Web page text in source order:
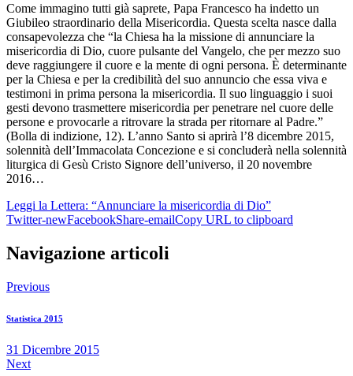
Come immagino tutti già saprete, Papa Francesco ha indetto un
Giubileo straordinario della Misericordia. Questa scelta nasce dalla
consapevolezza che “la Chiesa ha la missione di annunciare la
misericordia di Dio, cuore pulsante del Vangelo, che per mezzo suo
deve raggiungere il cuore e la mente di ogni persona. È determinante
per la Chiesa e per la credibilità del suo annuncio che essa viva e
testimoni in prima persona la misericordia. Il suo linguaggio i suoi
gesti devono trasmettere misericordia per penetrare nel cuore delle
persone e provocarle a ritrovare la strada per ritornare al Padre.”
(Bolla di indizione, 12). L’anno Santo si aprirà l’8 dicembre 2015,
solennità dell’Immacolata Concezione e si concluderà nella solennità
liturgica di Gesù Cristo Signore dell’universo, il 20 novembre
2016…
Leggi la Lettera: “Annunciare la misericordia di Dio”
Twitter-newFacebookShare-emailCopy URL to clipboard
Navigazione articoli
Previous
Statistica 2015
31 Dicembre 2015
Next